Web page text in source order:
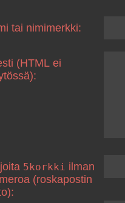
tai nimimerkki:
(HTML ei
5korkki ilman
(roskapostin